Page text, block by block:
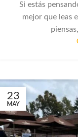
Si estás
mejor que leas
23
MAY